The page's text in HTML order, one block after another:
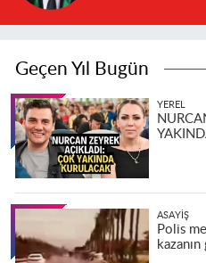
Geçen Yıl Bugün
YEREL
ASAYIŞ
Polis